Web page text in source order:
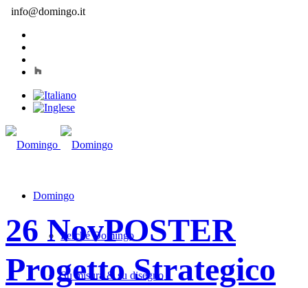
info@domingo.it
Domingo
Perché Domingo
Su misura & su disegno
26 NovPOSTER
Progetto Strategico